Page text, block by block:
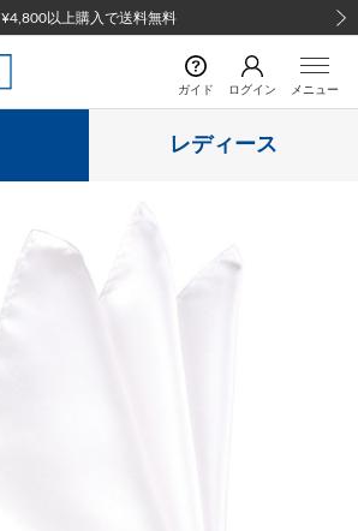
¥4,800以上購入で送料無料
ガイド ログイン メニュー
レディース